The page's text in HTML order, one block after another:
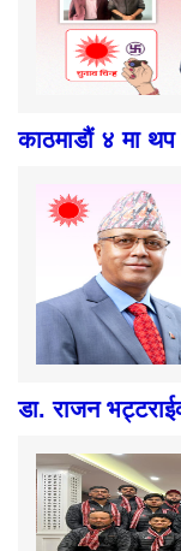
काठमाडौं ४ मा थप
डा. राजन